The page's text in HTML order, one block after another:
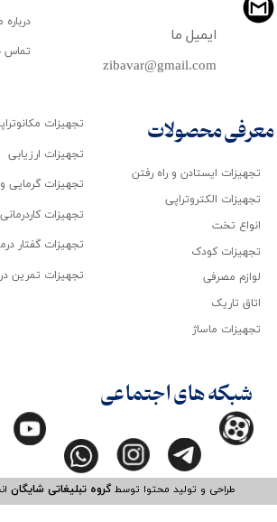
zibavar@gmail.com
ایمیل ما
طراحی و تولید محتوا توسطگروه تبلیغاتی شایگان
تجهیزات ایستادن و راه رفتن
تجهیزات الکتروتراپی
انواع تخت
تجهیزات کودک
لوازم مصرفی
اتاق تاریک
تجهیزات ماساژ
درباره
تماس
تجهیزات
تجهیزات ارزیابی
تجهیزات گرمایی
تجهیزات کاردرمانی
تجهیزات گفتار
تجهیزات تمرین
معرفی محصولات
شبکه های اجتماعی